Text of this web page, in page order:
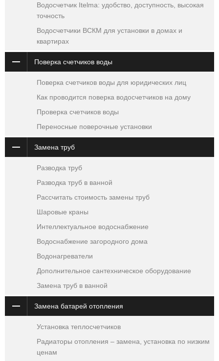
Водосчетчик Itelma: удобство, доступность, высокая
точность
Водосчетчики ВСКМ для установки в домах и
квартирах
Поверка счетчиков воды
Поверка счетчиков воды для юридических лиц
Как проводится поверка водосчетчиков на дому
Проверка счетчиков воды
Переносные поверочные установки
Замена труб
Разводка труб
Разводка труб в ванной
Рассчитать стоимость замены труб
Шаровые краны
Интеллектуальное водоснабжение
Водоснабжение загородного дома
Водонагреватели
Дополнительное сантехническое оборудование
Замена труб в ванной
Замена батарей отопления
Установка теплосчетчиков
Радиаторы отопления – замена, установка по низким
ценам